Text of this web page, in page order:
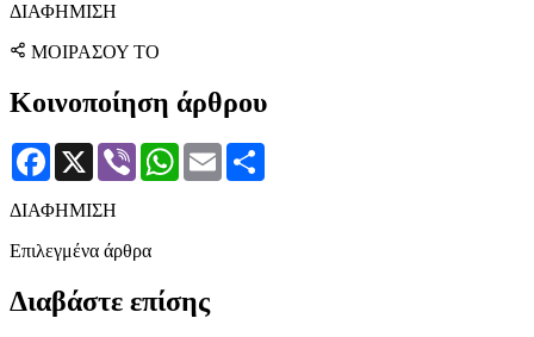
ΔΙΑΦΗΜΙΣΗ
ΜΟΙΡΑΣΟΥ ΤΟ
Κοινοποίηση άρθρου
Facebook
X Viber WhatsApp
Email
ΔΙΑΦΗΜΙΣΗ
Επιλεγμένα άρθρα
Διαβάστε επίσης